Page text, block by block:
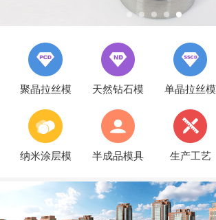
聚晶拉丝模 天然钻石模 单晶拉丝模
纳米涂层模 半成品模具 生产工艺